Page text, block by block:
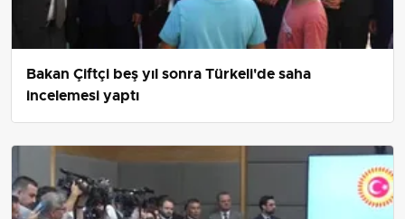
Bakan Çiftçi beş yıl sonra Türkeli'de saha
incelemesi yaptı